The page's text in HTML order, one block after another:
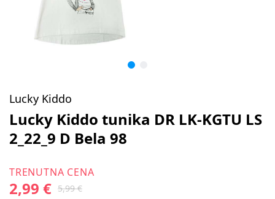
Lucky Kiddo
Lucky Kiddo tunika DR LK-KGTU LS
2_22_9 D Bela 98
TRENUTNA CENA
2,99 € 5,99 €